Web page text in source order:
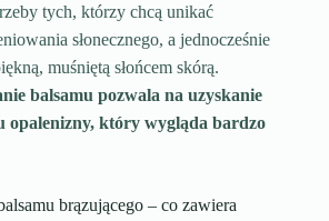
tych, którzy chcą unikać
słonecznego, a jednocześnie
muśniętą słońcem skórą.
balsamu pozwala na uzyskanie
opalenizny, który wygląda bardzo
brązującego – co zawiera